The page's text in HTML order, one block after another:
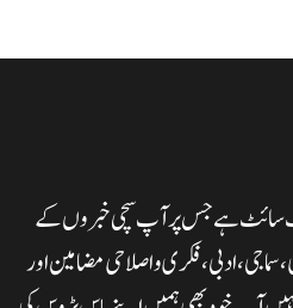
سائٹ ہے جس پر آپ سچی خبروں کے
ادبی، فکری و اصلاحی مضامین اور